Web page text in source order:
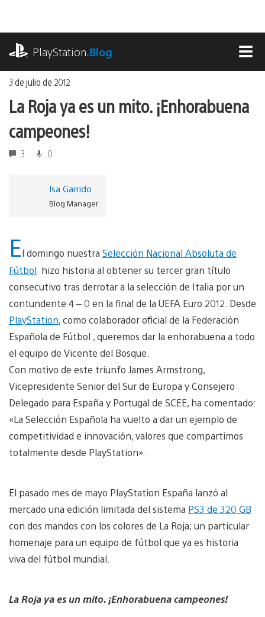
contenido
PlayStation.Blog
3 de julio de 2012
La Roja ya es un mito. ¡Enhorabuena
campeones!
3 0
Isa Garrido
Blog Manager
El domingo nuestra Selección Nacional Absoluta de
Fútbol hizo historia al obtener su tercer gran título
consecutivo tras derrotar a la selección de Italia por un
contundente 4 – 0 en la final de la UEFA Euro 2012. Desde
PlayStation, como colaborador oficial de la Federación
Española de Fútbol , queremos dar la enhorabuena a todo
el equipo de Vicente del Bosque.
Con motivo de este triunfo James Armstrong,
Vicepresidente Senior del Sur de Europa y Consejero
Delegado para España y Portugal de SCEE, ha comentado:
«La Selección Española ha vuelto a dar un ejemplo de
competitividad e innovación, valores que compartimos
totalmente desde PlayStation».
El pasado mes de mayo PlayStation España lanzó al
mercado una edición limitada del sistema PS3 de 320 GB
con dos mandos con los colores de La Roja; un particular
homenaje para un equipo de fútbol que ya es historia
viva del fútbol mundial.
La Roja ya es un mito. ¡Enhorabuena campeones!